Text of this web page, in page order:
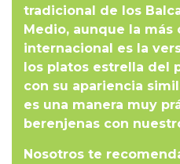
tradicional de los
Medio, aunque la más
internacional es la
los platos estrella del
con su apariencia
es una manera muy
berenjenas con
Nosotros te